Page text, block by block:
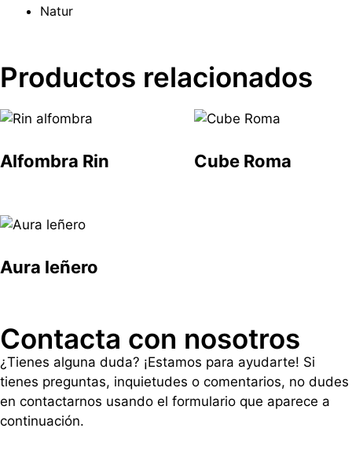
Natur
Productos relacionados
Alfombra Rin Cube Roma
Aura leñero
Contacta con nosotros
¿Tienes alguna duda? ¡Estamos para ayudarte! Si
tienes preguntas, inquietudes o comentarios, no dudes
en contactarnos usando el formulario que aparece a
continuación.